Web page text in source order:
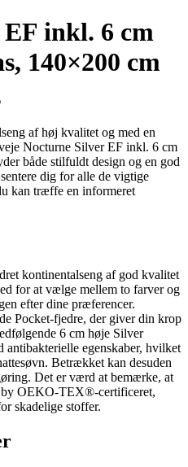
inkl. 6 cm
140×200 cm
af høj kvalitet og med en
Nocturne Silver EF inkl. 6 cm
både stilfuldt design og en god
dig for alle de vigtige
kan træffe en informeret
kontinentalseng af god kvalitet
for at vælge mellem to farver og
efter dine præferencer.
Pocket-fjedre, der giver din krop
6 cm høje Silver
egenskaber, hvilket
Betrækket kan desuden
Det er værd at bemærke, at
OEKO-TEX®-certificeret,
skadelige stoffer.